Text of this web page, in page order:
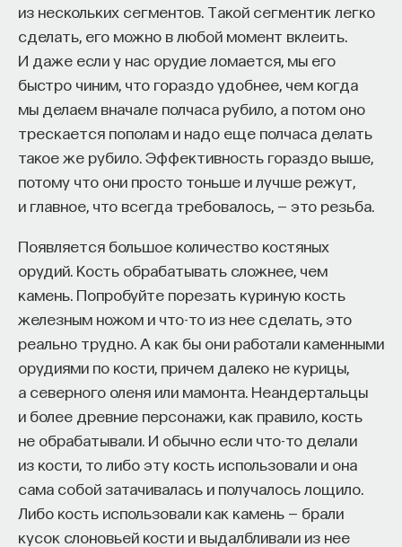
из нескольких сегментов. Такой сегментик легко
сделать, его можно в любой момент вклеить.
И даже если у нас орудие ломается, мы его
быстро чиним, что гораздо удобнее, чем когда
мы делаем вначале полчаса рубило, а потом оно
трескается пополам и надо еще полчаса делать
такое же рубило. Эффективность гораздо выше,
потому что они просто тоньше и лучше режут,
и главное, что всегда требовалось, — это резьба.
Появляется большое количество костяных
орудий. Кость обрабатывать сложнее, чем
камень. Попробуйте порезать куриную кость
железным ножом и что-то из нее сделать, это
реально трудно. А как бы они работали каменными
орудиями по кости, причем далеко не курицы,
а северного оленя или мамонта. Неандертальцы
и более древние персонажи, как правило, кость
не обрабатывали. И обычно если что-то делали
из кости, то либо эту кость использовали и она
сама собой затачивалась и получалось лощило.
Либо кость использовали как камень — брали
кусок слоновьей кости и выдалбливали из нее
Конечно, он немного кокетничает, когда говорит,
что только вкус толпы управляет поэтическими
устремлениями. На самом деле он никогда
не забывает обучать эту толпу, воспитывать
ее вкус. Для него окультуривание — процесс,
происходящий несколько исподволь,
но неуклонно и всегда. Его герои разговаривают
чрезвычайно изысканным языком
неоплатонических трактатов. Они могут
и кеведианском стиле. Вообще, Лопе де Вега
не только первый драматург Испании, а он первый
поэт Испании. Поэтому его пьесы — это всегда
шедевры, и прежде всего поэтического
искусства. Так или иначе, требуя забыть все
правила, Лопе де Вега создает жанр чудовище,
género monstruo. Чудовище он потому, что,
в отличие от классицистических правильных
трагедий и комедий, держится на смешении:
смешивается высокое и низкое,
аристократические персонажи и слуги,
комическое и трагическое.